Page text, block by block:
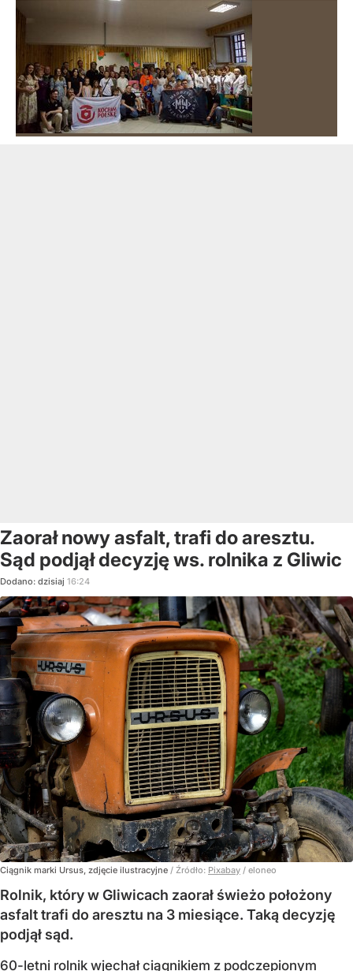
Zaorał nowy asfalt, trafi do aresztu.
Sąd podjął decyzję ws. rolnika z Gliwic
Dodano: dzisiaj 16:24
Ciągnik marki Ursus, zdjęcie ilustracyjne / Źródło: Pixabay / eloneo
Rolnik, który w Gliwicach zaorał świeżo położony
asfalt trafi do aresztu na 3 miesiące. Taką decyzję
podjął sąd.
60-letni rolnik wjechał ciągnikiem z podczepionym